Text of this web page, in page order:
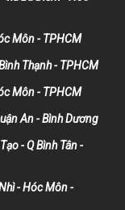
Môn - TPHCM
Thạnh - TPHCM
Môn - TPHCM
An - Bình Dương
- Q Bình Tân -
- Hóc Môn -